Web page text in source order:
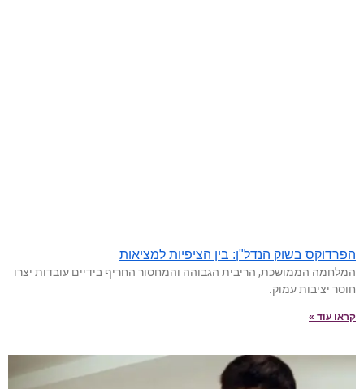
הפרדוקס בשוק הנדל"ן: בין הציפיות למציאות
המלחמה הממושכת, הריבית הגבוהה והמחסור החריף בידיים עובדות יצרו
חוסר יציבות עמוק.
קראו עוד »